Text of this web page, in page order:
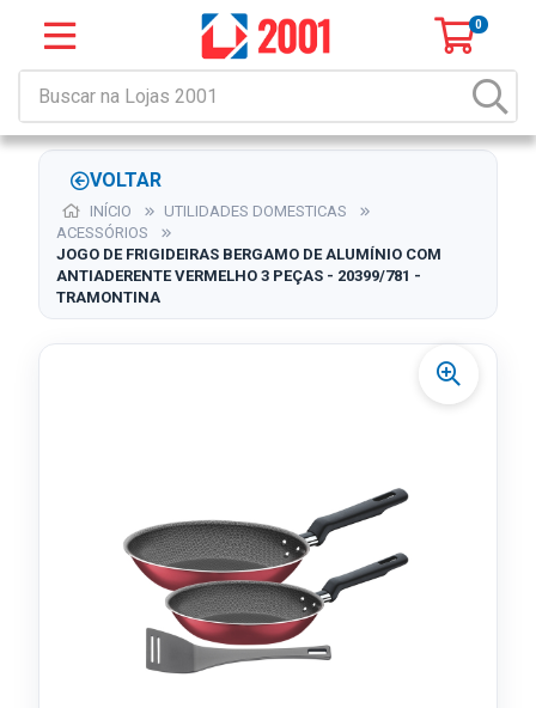
0
VOLTAR
INÍCIO
UTILIDADES DOMESTICAS
ACESSÓRIOS
JOGO DE FRIGIDEIRAS BERGAMO DE ALUMÍNIO COM
ANTIADERENTE VERMELHO 3 PEÇAS - 20399/781 -
TRAMONTINA